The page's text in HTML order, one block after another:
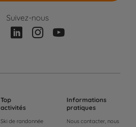
Suivez-nous
Top
activités
Ski de randonnée
Informations
pratiques
Nous contacter, nous